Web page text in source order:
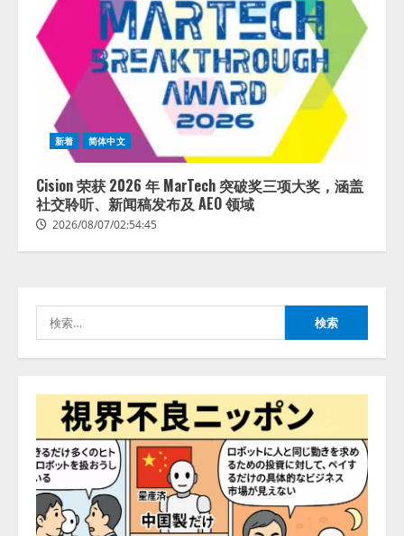
新着 简体中文
Cision 荣获 2026 年 MarTech 突破奖三项大奖，涵盖
社交聆听、新闻稿发布及 AEO 领域
2026/08/07/02:54:45
索:
2
藤原竜也がAIで組織の改善点を見
抜く！ SKYSEA Client View 新テ
レビCM公開！ 新オプション！ AI
が組織の業務実態を分析し労務改
善を支援。 藤原竜也メイキング
動画公開 「もしAIが自分を分析し
たら、すぐ休めと言われる自信が
ある」「昨年の夏はカブトムシを
捕まえたり、虫と戦ったり…」
2026/08/06/14:54:31
3
アシストAIテラス、ガバナンス機
能を備えたAIエージェントプラッ
トフォーム「QueryPie AIP」を提
供開始
2026/08/06/11:53:44
レアラ、『AIはどの法律事務所を
を実施
5
創を推進する 「Agentic IoT Lab」
を設立
2026/08/06/11:53:44
AI駆動開発の推進に向けて
「TinhVan Technologies JSC.」と業
務提携